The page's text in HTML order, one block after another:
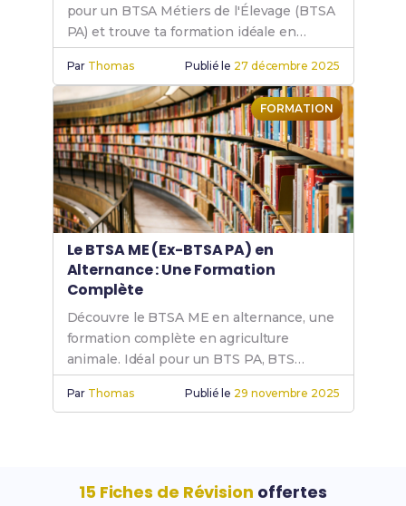
pour un BTSA Métiers de l'Élevage (BTSA
PA) et trouve ta formation idéale en
production animale, que ce soit en
présentiel ou par correspondance.
Par Thomas Publié le 27 décembre 2025
FORMATION
Le BTSA ME (Ex-BTSA PA) en
Alternance : Une Formation
Complète
Découvre le BTSA ME en alternance, une
formation complète en agriculture
animale. Idéal pour un BTS PA, BTS
production animale ou BTS agricole en
alternance.
Par Thomas Publié le 29 novembre 2025
15 Fiches de Révision offertes